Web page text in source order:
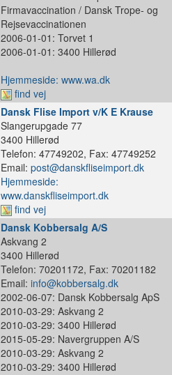
Firmavaccination / Dansk Trope- og
Rejsevaccinationen
2006-01-01: Torvet 1
2006-01-01: 3400 Hillerød
Hjemmeside: www.wa.dk
find vej
Dansk Flise Import v/K E Krause
Slangerupgade 77
3400 Hillerød
Telefon: 47749202, Fax: 47749252
Email: post@danskfliseimport.dk
Hjemmeside:
www.danskfliseimport.dk
find vej
Dansk Kobbersalg A/S
Askvang 2
3400 Hillerød
Telefon: 70201172, Fax: 70201182
Email: info@kobbersalg.dk
2002-06-07: Dansk Kobbersalg ApS
2010-03-29: Askvang 2
2010-03-29: 3400 Hillerød
2015-05-29: Navergruppen A/S
2010-03-29: Askvang 2
2010-03-29: 3400 Hillerød